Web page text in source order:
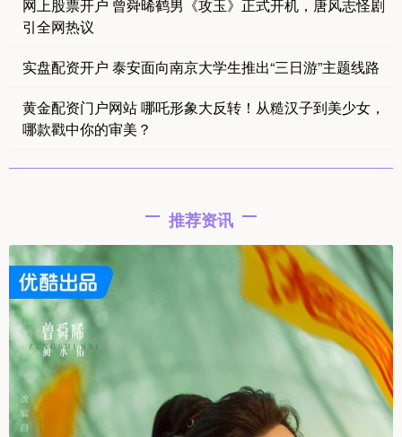
网上股票开户 曾舜晞鹤男《攻玉》正式开机，唐风志怪剧
引全网热议
实盘配资开户 泰安面向南京大学生推出“三日游”主题线路
黄金配资门户网站 哪吒形象大反转！从糙汉子到美少女，
哪款戳中你的审美？
推荐资讯